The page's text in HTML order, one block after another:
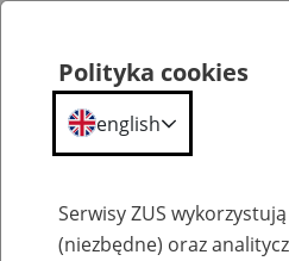
Polityka cookies
english
Serwisy ZUS
(niezbędne) oraz